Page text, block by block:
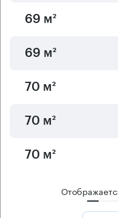
69 м²
69 м²
70 м²
70 м²
70 м²